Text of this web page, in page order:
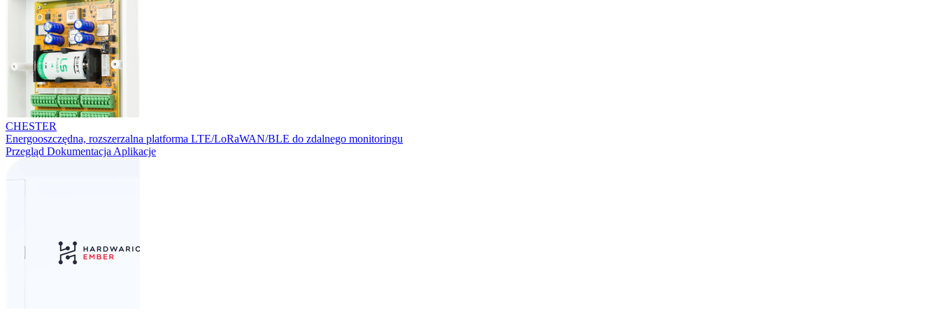
CHESTER
Energooszczędna, rozszerzalna platforma LTE/LoRaWAN/BLE do zdalnego monitoringu
Przegląd Dokumentacja Aplikacje